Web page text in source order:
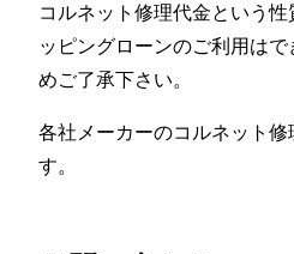
コルネット修理代金という
ッピングローンのご利用は
めご了承下さい。
各社メーカーのコルネット修
す。